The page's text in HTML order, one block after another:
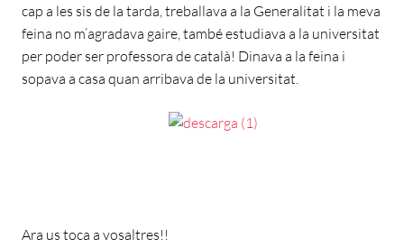
cap a les sis de la tarda, treballava a la Generalitat i la meva
feina no m’agradava gaire, també estudiava a la universitat
per poder ser professora de català! Dinava a la feina i
sopava a casa quan arribava de la universitat.
Ara us toca a vosaltres!!